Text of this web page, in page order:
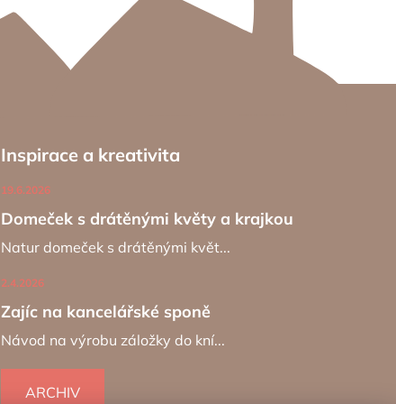
Inspirace a kreativita
Domeček s drátěnými květy a krajkou
19.6.2026
Natur domeček s drátěnými květ...
Zajíc na kancelářské sponě
2.4.2026
Návod na výrobu záložky do kní...
ARCHIV